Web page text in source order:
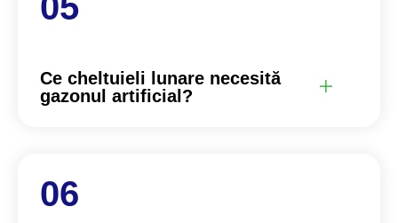
Ce cheltuieli lunare necesită
gazonul artificial?